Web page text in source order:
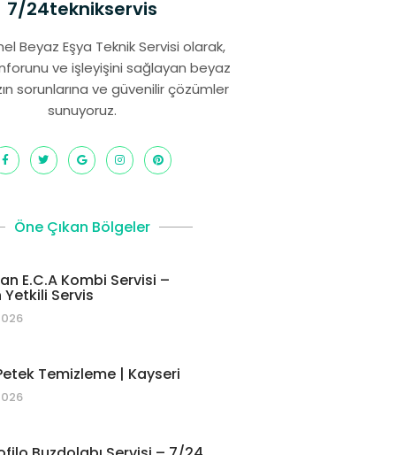
7/24teknikservis
Beyaz Eşya Teknik Servisi olarak,
ve işleyişini sağlayan beyaz
sorunlarına ve güvenilir çözümler
sunuyoruz.
Öne Çıkan Bölgeler
E.C.A Kombi Servisi –
Servis
Temizleme | Kayseri